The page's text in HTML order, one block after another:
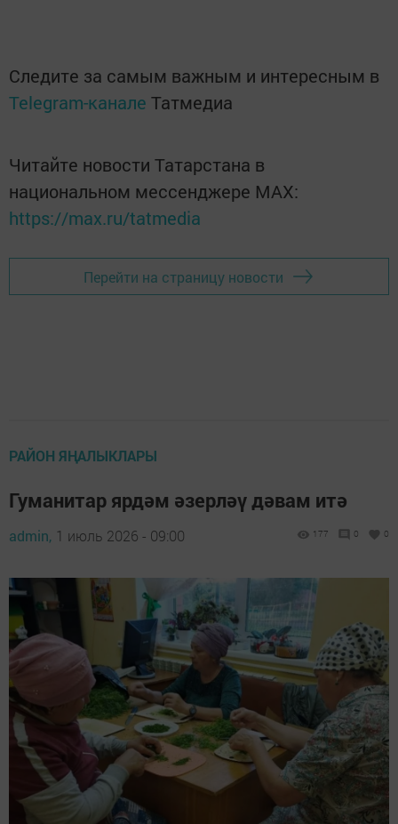
Следите за самым важным и интересным в
Telegram-канале Татмедиа
Читайте новости Татарстана в
национальном мессенджере MАХ:
https://max.ru/tatmedia
Перейти на страницу новости
РАЙОН ЯҢАЛЫКЛАРЫ
Гуманитар ярдәм әзерләү дәвам итә
admin, 1 июль 2026 - 09:00 177 0 0